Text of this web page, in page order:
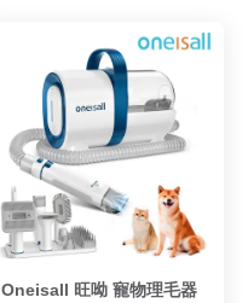
Oneisall 旺呦 寵物理毛器